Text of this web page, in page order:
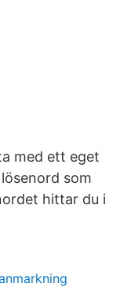
med ett eget
som
hittar du i